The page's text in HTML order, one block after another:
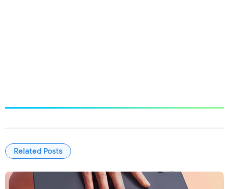
Related Posts